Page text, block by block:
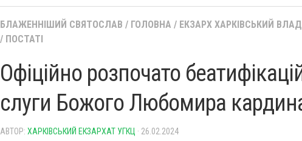
БЛАЖЕННІШИЙ СВЯТОСЛАВ / ГОЛОВНА / ЕКЗАРХ ХАРКІВСЬКИЙ
/ ПОСТАТІ
Офіційно розпочато
слуги Божого Любомира
АВТОР: ХАРКІВСЬКИЙ ЕКЗАРХАТ УГКЦ · 26.02.2024